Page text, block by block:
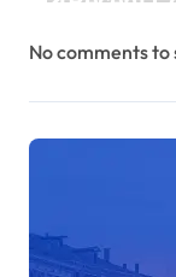
No comments to